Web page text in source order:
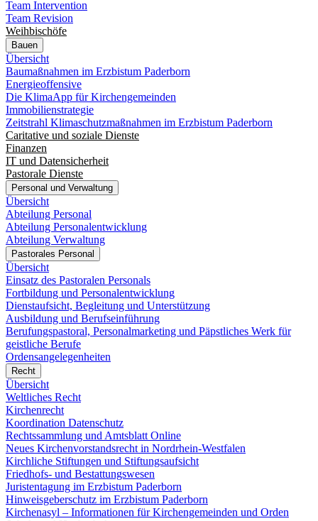
Team Intervention
Team Revision
Weihbischöfe
Bauen
Übersicht
Baumaßnahmen im Erzbistum Paderborn
Energieoffensive
Die KlimaApp für Kirchengemeinden
Immobilienstrategie
Zeitstrahl Klimaschutzmaßnahmen im Erzbistum Paderborn
Caritative und soziale Dienste
Finanzen
IT und Datensicherheit
Pastorale Dienste
Personal und Verwaltung
Übersicht
Abteilung Personal
Abteilung Personalentwicklung
Abteilung Verwaltung
Pastorales Personal
Übersicht
Einsatz des Pastoralen Personals
Fortbildung und Personalentwicklung
Dienstaufsicht, Begleitung und Unterstützung
Ausbildung und Berufseinführung
Berufungspastoral, Personalmarketing und Päpstliches Werk für
geistliche Berufe
Ordensangelegenheiten
Recht
Übersicht
Weltliches Recht
Kirchenrecht
Koordination Datenschutz
Rechtssammlung und Amtsblatt Online
Neues Kirchenvorstandsrecht in Nordrhein-Westfalen
Kirchliche Stiftungen und Stiftungsaufsicht
Friedhofs- und Bestattungswesen
Juristentagung im Erzbistum Paderborn
Hinweisgeberschutz im Erzbistum Paderborn
Kirchenasyl – Informationen für Kirchengemeinden und Orden